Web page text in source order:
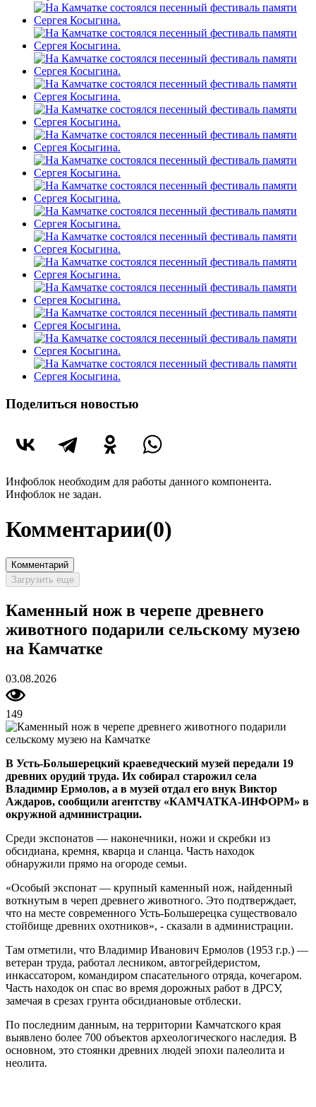
Поделиться новостью
Инфоблок необходим для работы данного компонента.
Инфоблок не задан.
Комментарии(0)
Комментарий
Загрузить еще
Каменный нож в черепе древнего
животного подарили сельскому музею
на Камчатке
03.08.2026
149
В Усть-Большерецкий краеведческий музей передали 19
древних орудий труда. Их собирал старожил села
Владимир Ермолов, а в музей отдал его внук Виктор
Аждаров, сообщили агентству «КАМЧАТКА-ИНФОРМ» в
окружной администрации.
Среди экспонатов — наконечники, ножи и скребки из
обсидиана, кремня, кварца и сланца. Часть находок
обнаружили прямо на огороде семьи.
«Особый экспонат — крупный каменный нож, найденный
воткнутым в череп древнего животного. Это подтверждает,
что на месте современного Усть-Большерецка существовало
стойбище древних охотников», - сказали в администрации.
Там отметили, что Владимир Иванович Ермолов (1953 г.р.) —
ветеран труда, работал лесником, автогрейдеристом,
инкассатором, командиром спасательного отряда, кочегаром.
Часть находок он спас во время дорожных работ в ДРСУ,
замечая в срезах грунта обсидиановые отблески.
По последним данным, на территории Камчатского края
выявлено более 700 объектов археологического наследия. В
основном, это стоянки древних людей эпохи палеолита и
неолита.